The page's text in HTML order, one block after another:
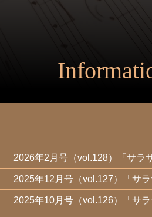
2026年2月号（vol.128）「サラ
2025年12月号（vol.127）「サ
2025年10月号（vol.126）「サ